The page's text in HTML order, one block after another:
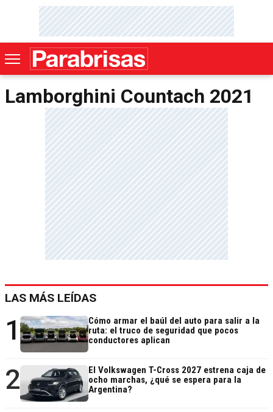
Lamborghini Countach 2021
LAS MÁS LEÍDAS
1
Cómo armar el baúl del auto para salir a la
ruta: el truco de seguridad que pocos
conductores aplican
2
El Volkswagen T-Cross 2027 estrena caja de
ocho marchas, ¿qué se espera para la
Argentina?